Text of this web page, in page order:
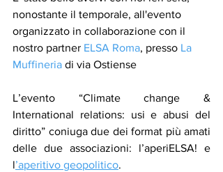
nonostante il temporale, all'evento
organizzato in collaborazione con il
nostro partner ELSA Roma, presso La
Muffineria di via Ostiense
L’evento “Climate change &
International relations: usi e abusi del
diritto” coniuga due dei format più amati
delle due associazioni: l’aperiELSA! e
l’aperitivo geopolitico.